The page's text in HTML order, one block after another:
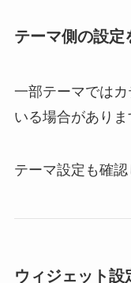
テーマ側の設定
一部テーマでは
いる場合がありま
テーマ設定も確認
ウィジェット設